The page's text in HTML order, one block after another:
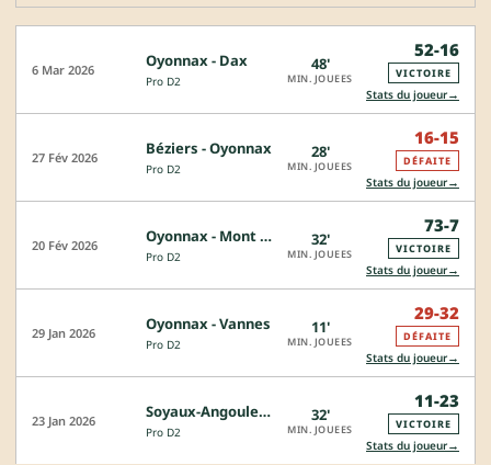
6 Mar 2026 Oyonnax - Dax
Pro D2
48'
MIN. JOUEES
52-16
VICTOIRE
Stats du joueur→
27 Fév 2026 Béziers - Oyonnax
Pro D2
28'
MIN. JOUEES
16-15
DÉFAITE
Stats du joueur→
20 Fév 2026 Oyonnax - Mont de Marsan
Pro D2
32'
MIN. JOUEES
73-7
VICTOIRE
Stats du joueur→
29 Jan 2026 Oyonnax - Vannes
Pro D2
11'
MIN. JOUEES
29-32
DÉFAITE
Stats du joueur→
23 Jan 2026 Soyaux-Angouleme - Oyonnax
Pro D2
32'
MIN. JOUEES
11-23
VICTOIRE
Stats du joueur→